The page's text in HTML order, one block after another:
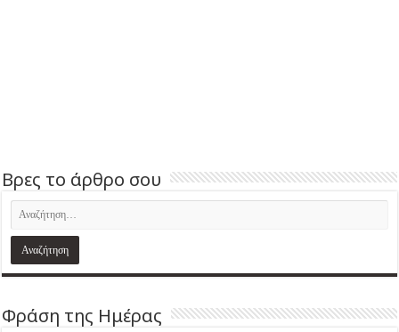
Βρες το άρθρο σου
Φράση της Ημέρας